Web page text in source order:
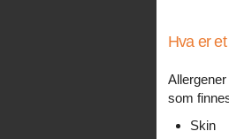
Hva er
som
Skin